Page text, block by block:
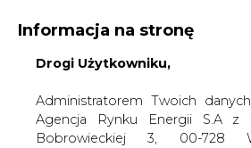
KONTAKT:
WYDAWCA PORTALU:
WYSOKI KONTRAST WIELKOŚĆ
Informacja na stronę
Drogi Użytkowniku,
Administratorem Twoich
Agencja Rynku Energii S.A z
Bobrowieckiej 3, 00-728